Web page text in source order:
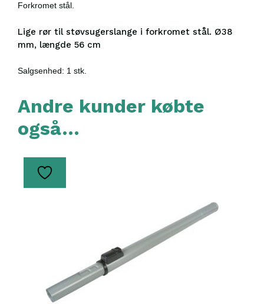
Forkromet stål.
Lige rør til støvsugerslange i forkromet stål. Ø38
mm, længde 56 cm
Salgsenhed: 1 stk.
Andre kunder købte
også…
Dette